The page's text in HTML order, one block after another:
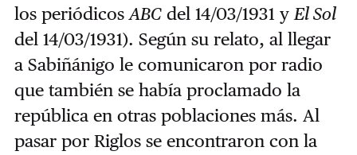
los periódicosABCdel 14/03/1931 yEl Sol
del 14/03/1931). Según su relato, al llegar
a Sabiñánigo le comunicaron por radio
que también se había proclamado la
república en otras poblaciones más. Al
pasar por Riglos se encontraron con la